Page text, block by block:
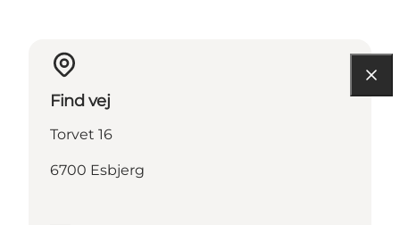
Find vej
Torvet 16
6700 Esbjerg